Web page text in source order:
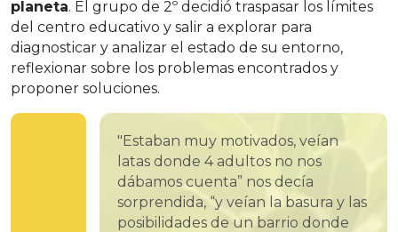
planeta. El grupo de 2º decidió traspasar los límites
del centro educativo y salir a explorar para
diagnosticar y analizar el estado de su entorno,
reflexionar sobre los problemas encontrados y
proponer soluciones.
"Estaban muy motivados, veían
latas donde 4 adultos no nos
dábamos cuenta” nos decía
sorprendida, “y veían la basura y las
posibilidades de un barrio donde